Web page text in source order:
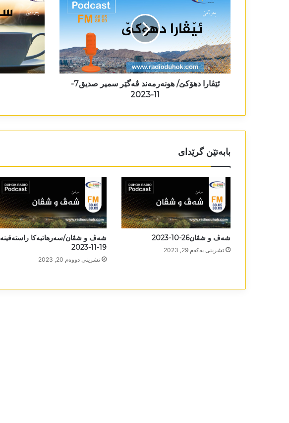
ئێڤارا دھۆکێ/ ھونەرمەند ڤەگێر سمیر صدیق7-
11-2023
بابەتێن گرێدای
شەڤ و شڤان26-10-2023
تشرینی یه‌كه‌م 29, 2023
شەڤ و شڤان/سەرھاتیەکا راستەقینە
19-11-2023
تشرینی دووه‌م 20, 2023